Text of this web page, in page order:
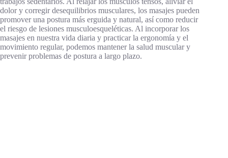
dolor y corregir desequilibrios musculares, los masajes pueden
promover una postura más erguida y natural, así como reducir
el riesgo de lesiones musculoesqueléticas. Al incorporar los
masajes en nuestra vida diaria y practicar la ergonomía y el
movimiento regular, podemos mantener la salud muscular y
prevenir problemas de postura a largo plazo.